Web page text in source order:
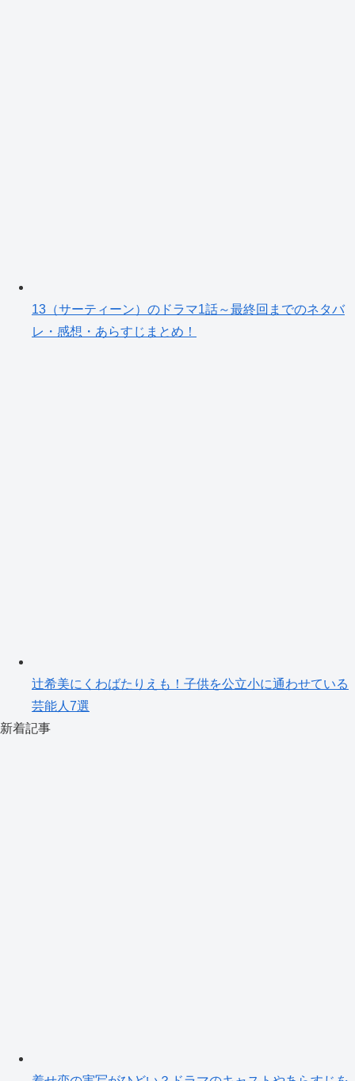
13（サーティーン）のドラマ1話～最終回までのネタバ
レ・感想・あらすじまとめ！
辻希美にくわばたりえも！子供を公立小に通わせている
芸能人7選
新着記事